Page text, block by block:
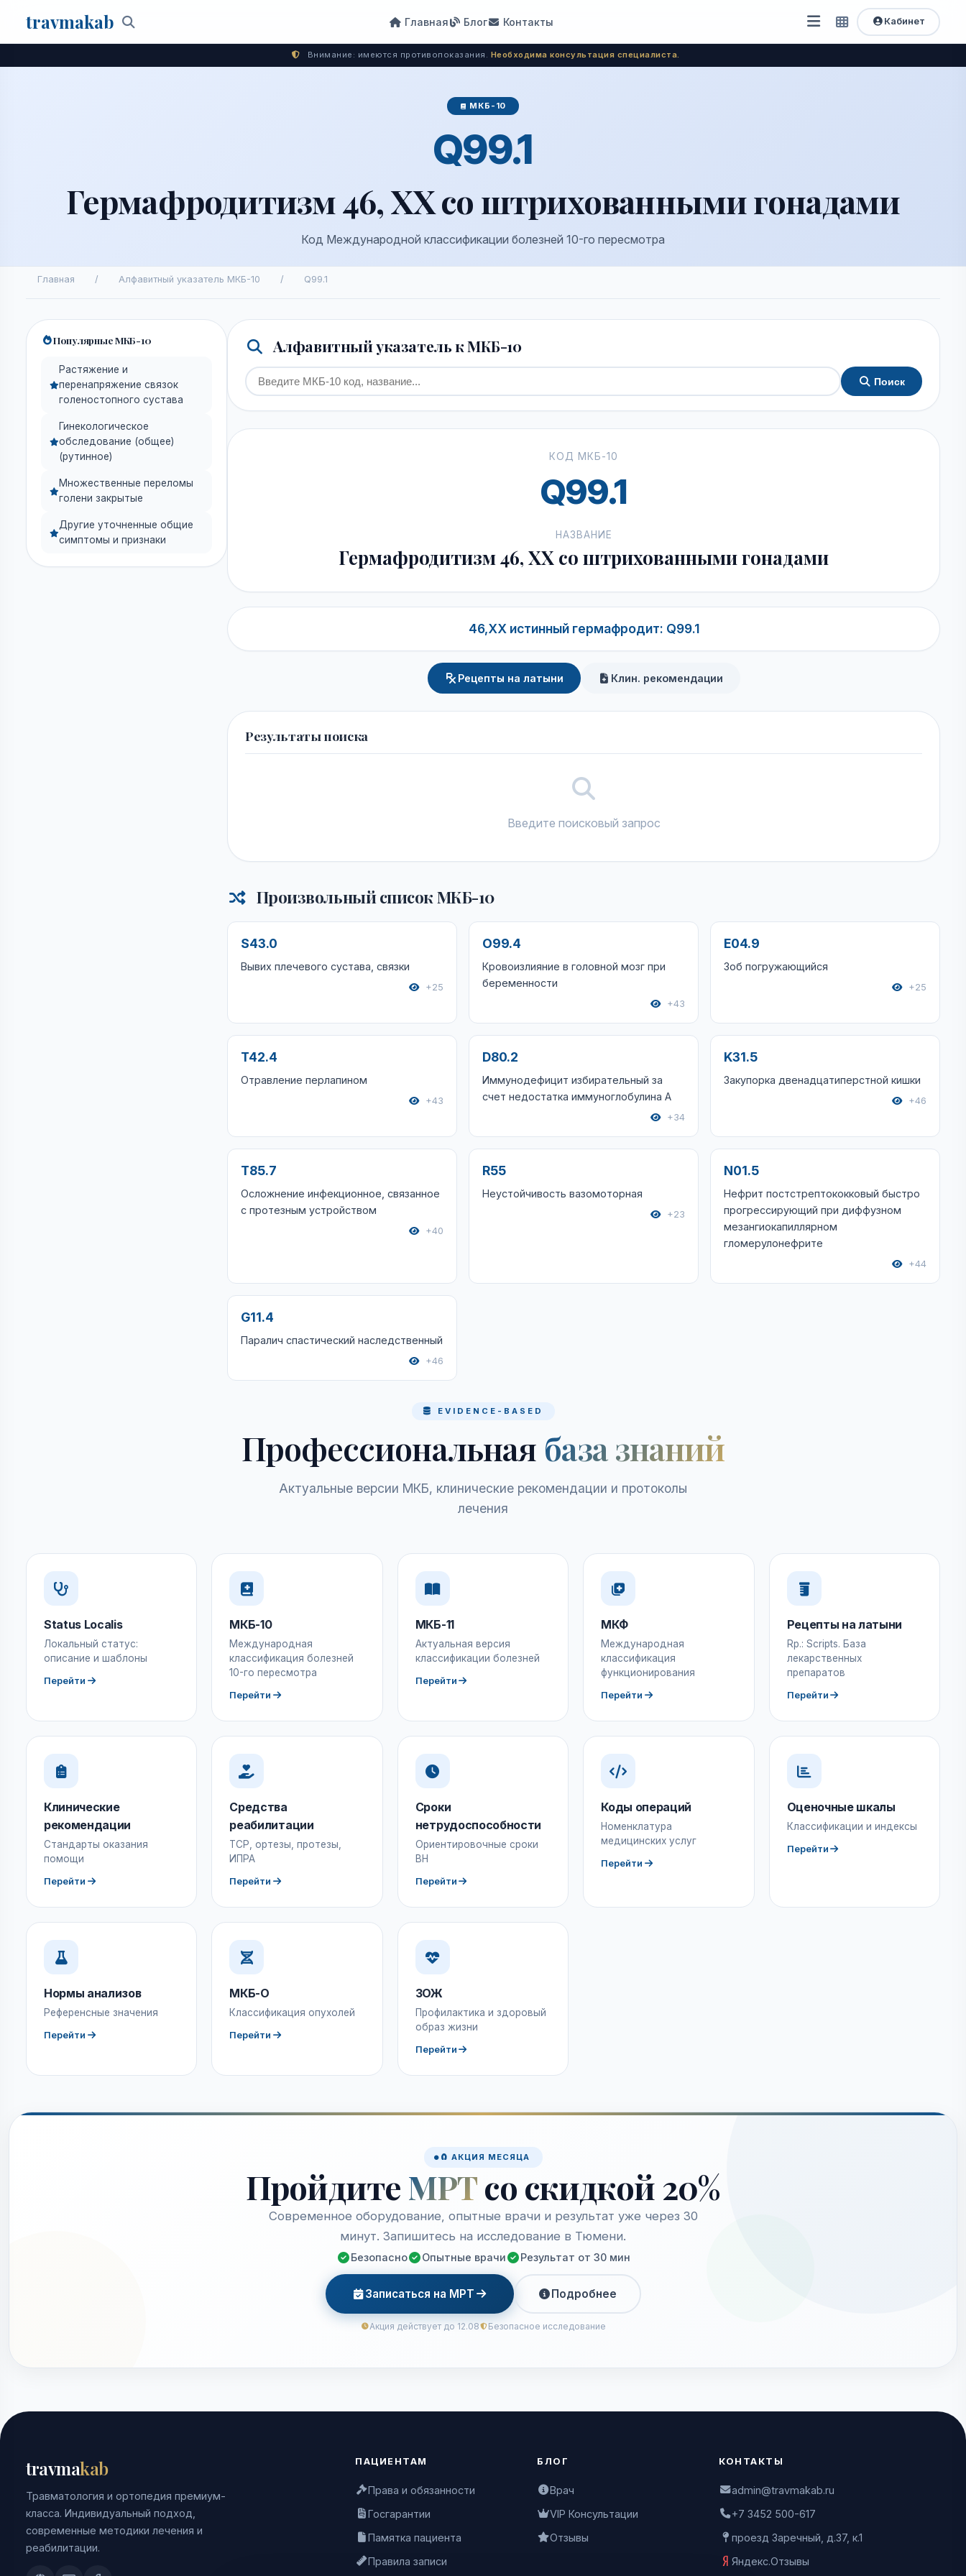
travmakab Поиск
Главная Блог Контакты
Открыть
меню
Быстрый
доступ
Кабинет
Внимание: имеются противопоказания. Необходима консультация специалиста.
МКБ-10
Q99.1
Гермафродитизм 46, XX со штрихованными гонадами
Код Международной классификации болезней 10-го пересмотра
Главная / Алфавитный указатель МКБ-10 / Q99.1
Популярные МКБ-10
Растяжение и
перенапряжение связок
голеностопного сустава
Гинекологическое
обследование (общее)
(рутинное)
Множественные переломы
голени закрытые
Другие уточненные общие
симптомы и признаки
Алфавитный указатель к МКБ-10
Поиск
КОД МКБ-10
Q99.1
НАЗВАНИЕ
Гермафродитизм 46, XX со штрихованными гонадами
46,XX истинный гермафродит: Q99.1
Рецепты на латыни Клин. рекомендации
Результаты поиска
Введите поисковый запрос
Произвольный список МКБ-10
S43.0
Вывих плечевого сустава, связки
+25
O99.4
Кровоизлияние в головной мозг при
беременности
+43
E04.9
Зоб погружающийся
+25
T42.4
Отравление перлапином
+43
D80.2
Иммунодефицит избирательный за
счет недостатка иммуноглобулина A
+34
K31.5
Закупорка двенадцатиперстной кишки
+46
T85.7
Осложнение инфекционное, связанное
с протезным устройством
+40
R55
Неустойчивость вазомоторная
+23
N01.5
Нефрит постстрептококковый быстро
прогрессирующий при диффузном
мезангиокапиллярном
гломерулонефрите
+44
G11.4
Паралич спастический наследственный
+46
EVIDENCE-BASED
Профессиональная база знаний
Актуальные версии МКБ, клинические рекомендации и протоколы
лечения
Status Localis
Локальный статус:
описание и шаблоны
Перейти
МКБ-10
Международная
классификация болезней
10-го пересмотра
Перейти
МКБ-11
Актуальная версия
классификации болезней
Перейти
МКФ
Международная
классификация
функционирования
Перейти
Рецепты на латыни
Rp.: Scripts. База
лекарственных
препаратов
Перейти
Клинические
рекомендации
Стандарты оказания
помощи
Перейти
Средства
реабилитации
ТСР, ортезы, протезы,
ИПРА
Перейти
Сроки
нетрудоспособности
Ориентировочные сроки
ВН
Перейти
Коды операций
Номенклатура
медицинских услуг
Перейти
Оценочные шкалы
Классификации и индексы
Перейти
Нормы анализов
Референсные значения
Перейти
МКБ-О
Классификация опухолей
Перейти
ЗОЖ
Профилактика и здоровый
образ жизни
Перейти
🧲 АКЦИЯ МЕСЯЦА
Пройдите МРТсо скидкой 20%
Современное оборудование, опытные врачи и результат уже через 30
минут. Запишитесь на исследование в Тюмени.
Безопасно Опытные врачи Результат от 30 мин
Записаться на МРТ Подробнее
Акция действует до 12.08 Безопасное исследование
travmakab
Травматология и ортопедия премиум-
класса. Индивидуальный подход,
современные методики лечения и
реабилитации.
ПАЦИЕНТАМ
Права и обязанности
Госгарантии
Памятка пациента
Правила записи
БЛОГ
Врач
VIP Консультации
Отзывы
КОНТАКТЫ
admin@travmakab.ru
+7 3452 500-617
проезд Заречный, д.37, к.1
Яндекс.Отзывы